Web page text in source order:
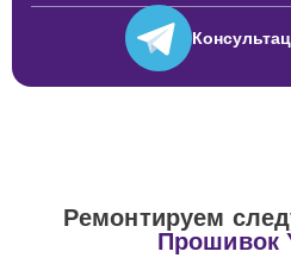
Ремонтируем
Прошивок